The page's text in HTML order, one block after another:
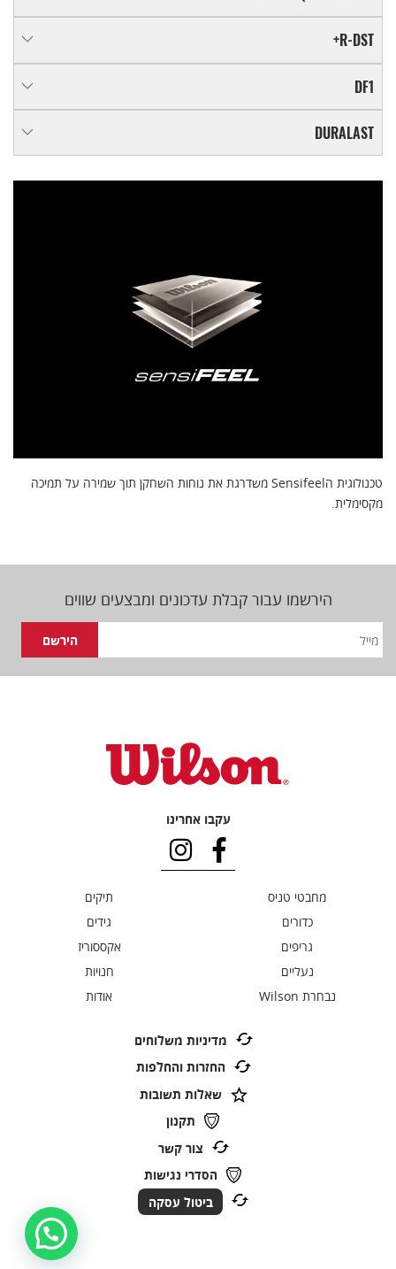
R-DST+
DF1
DURALAST
טכנולוגית הSensifeel משדרגת את נוחות השחקן תוך שמירה על תמיכה
מקסימלית.
הירשמו עבור קבלת עדכונים ומבצעים שווים
עקבו אחרינו
מחבטי טניס
תיקים
כדורים
גידים
גריפים
אקססוריז
נעליים
חנויות
נבחרת Wilson
אודות
מדיניות משלוחים
החזרות והחלפות
שאלות תשובות
תקנון
צור קשר
הסדרי נגישות
ביטול עסקה